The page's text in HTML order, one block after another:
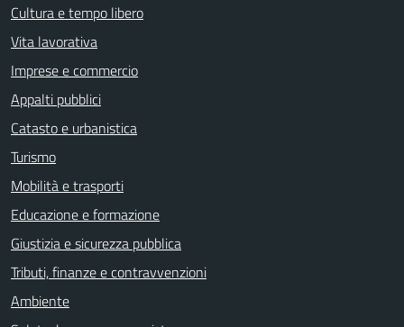
Cultura e tempo libero
Vita lavorativa
Imprese e commercio
Appalti pubblici
Catasto e urbanistica
Turismo
Mobilità e trasporti
Educazione e formazione
Giustizia e sicurezza pubblica
Tributi, finanze e contravvenzioni
Ambiente